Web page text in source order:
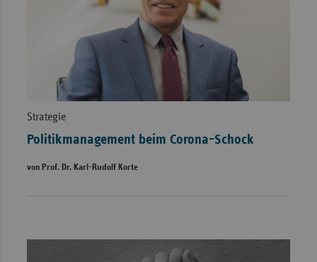
Strategie
Politikmanagement beim Corona-Schock
von Prof. Dr. Karl-Rudolf Korte